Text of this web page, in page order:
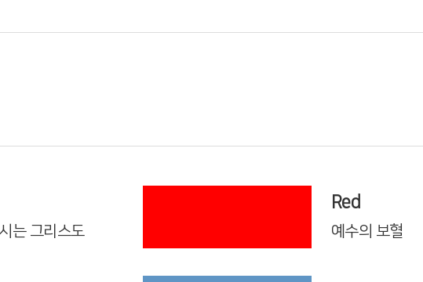
는 그리스도
Red
예수의 보혈